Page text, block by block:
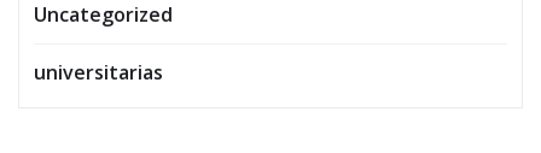
Uncategorized
universitarias